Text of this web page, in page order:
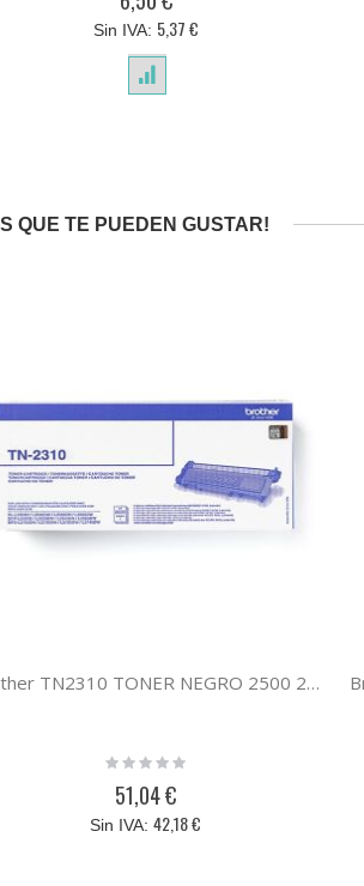
5,37 €
QUE TE PUEDEN GUSTAR!
Brother TN2310 TONER NEGRO 2500 2700/2720/2740DW
Rating:
51,04 €
42,18 €